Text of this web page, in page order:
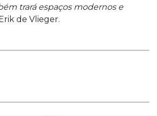
trará espaços modernos e
de Vlieger.